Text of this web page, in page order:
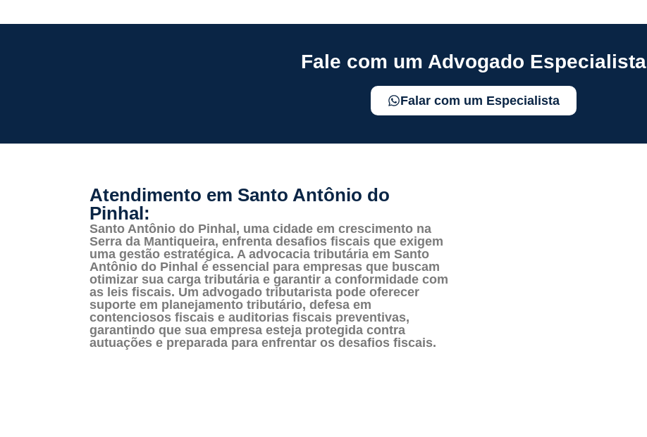
Fale com um Advogado Especialista
Falar com um Especialista
Atendimento em Santo Antônio do
Pinhal:
Santo Antônio do Pinhal, uma cidade em crescimento na
Serra da Mantiqueira, enfrenta desafios fiscais que exigem
uma gestão estratégica. A advocacia tributária em Santo
Antônio do Pinhal é essencial para empresas que buscam
otimizar sua carga tributária e garantir a conformidade com
as leis fiscais. Um advogado tributarista pode oferecer
suporte em planejamento tributário, defesa em
contenciosos fiscais e auditorias fiscais preventivas,
garantindo que sua empresa esteja protegida contra
autuações e preparada para enfrentar os desafios fiscais.